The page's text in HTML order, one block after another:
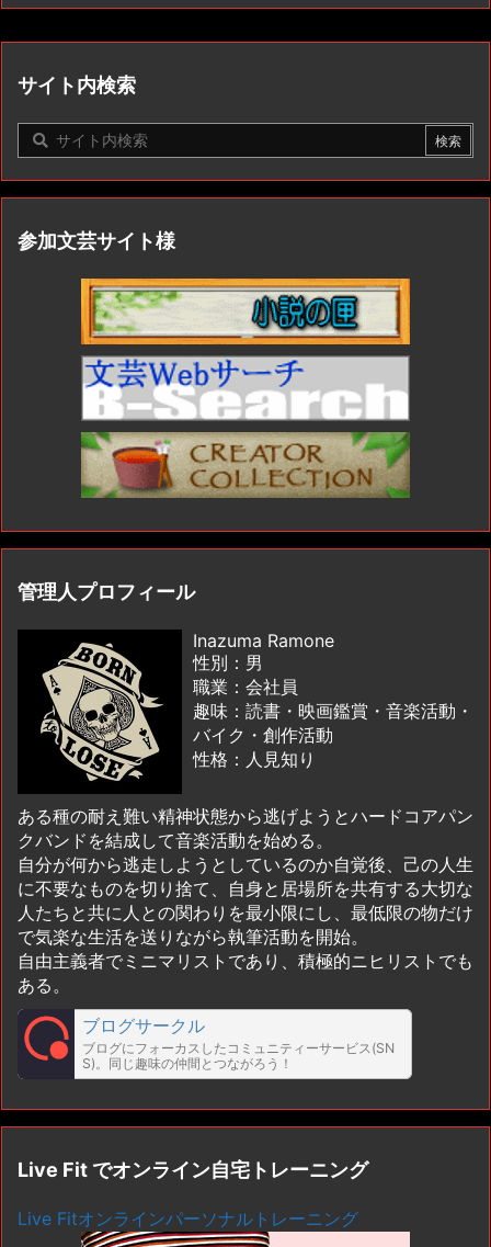
サイト内検索
参加文芸サイト様
管理人プロフィール
Inazuma Ramone
性別：男
職業：会社員
趣味：読書・映画鑑賞・音楽活動・
バイク・創作活動
性格：人見知り
ある種の耐え難い精神状態から逃げようとハードコアパン
クバンドを結成して音楽活動を始める。
自分が何から逃走しようとしているのか自覚後、己の人生
に不要なものを切り捨て、自身と居場所を共有する大切な
人たちと共に人との関わりを最小限にし、最低限の物だけ
で気楽な生活を送りながら執筆活動を開始。
自由主義者でミニマリストであり、積極的ニヒリストでも
ある。
ブログサークル
ブログにフォーカスしたコミュニティーサービス(SN
S)。同じ趣味の仲間とつながろう！
Live Fit でオンライン自宅トレーニング
Live Fitオンラインパーソナルトレーニング